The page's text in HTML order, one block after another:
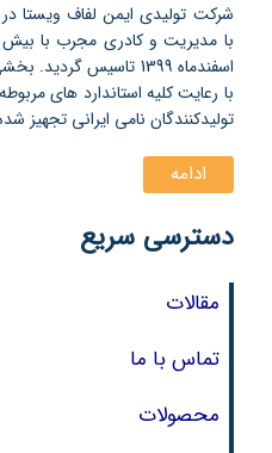
شرکت تولیدی ایمن لفاف ویستا
اسفندماه 1399 تاسیس
با رعایت کلیه استاندارد های
تولیدکنندگان نامی ایرانی تجهیز
ادامه
دسترسی سریع
مقالات
تماس با ما
محصولات